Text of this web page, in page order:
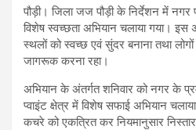
पौड़ी। जिला जज पौड़ी के निर्देशन में नगर
विशेष स्वच्छता अभियान चलाया गया। इस
स्थलों को स्वच्छ एवं सुंदर बनाना तथा
जागरूक करना रहा।
अभियान के अंतर्गत शनिवार को नगर के
प्वाइंट क्षेत्र में विशेष सफाई अभियान
कचरे को एकत्रित कर नियमानुसार